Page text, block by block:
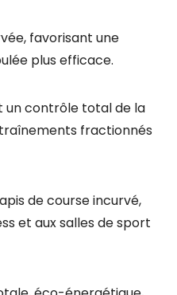
favorisant une
plus efficace.
un contrôle total de la
fractionnés
de course incurvé,
et aux salles de sport